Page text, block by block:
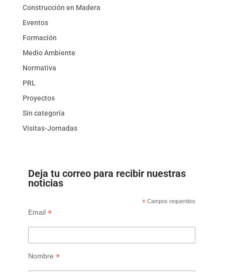
Construcción en Madera
Eventos
Formación
Medio Ambiente
Normativa
PRL
Proyectos
Sin categoría
Visitas-Jornadas
Deja tu correo para recibir nuestras
noticias
* Campos requeridos
Email *
Nombre *